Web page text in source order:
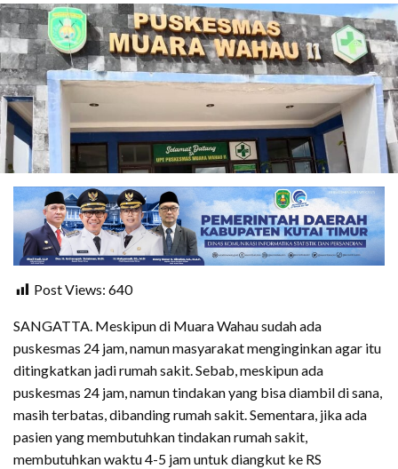
Post Views: 640
SANGATTA. Meskipun di Muara Wahau sudah ada
puskesmas 24 jam, namun masyarakat menginginkan agar itu
ditingkatkan jadi rumah sakit. Sebab, meskipun ada
puskesmas 24 jam, namun tindakan yang bisa diambil di sana,
masih terbatas, dibanding rumah sakit. Sementara, jika ada
pasien yang membutuhkan tindakan rumah sakit,
membutuhkan waktu 4-5 jam untuk diangkut ke RS